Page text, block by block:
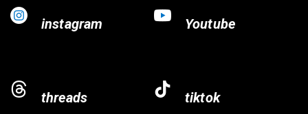
instagram Youtube
threads tiktok